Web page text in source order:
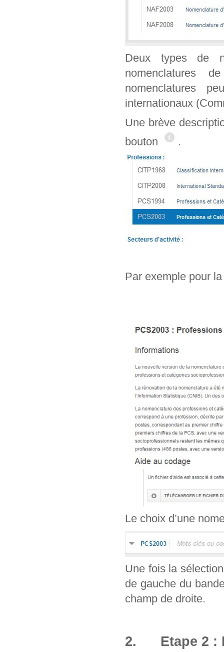
Deux types de
nomenclatures
nomenclatures
internationaux
Une brève
bouton
.
Par exemple pour
Le choix d’une
Une fois la
de gauche du
champ de droite.
2. Etape 2 :